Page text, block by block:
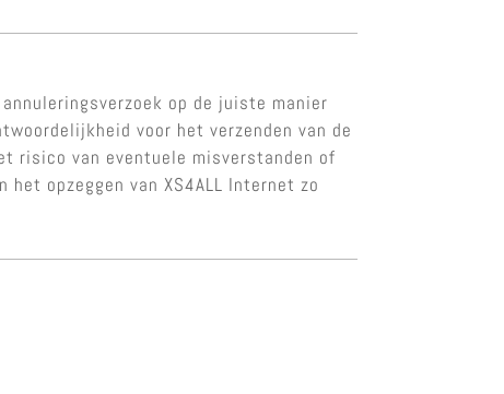
op de juiste manier
voor het verzenden van de
risico van eventuele misverstanden of
opzeggen van XS4ALL Internet zo